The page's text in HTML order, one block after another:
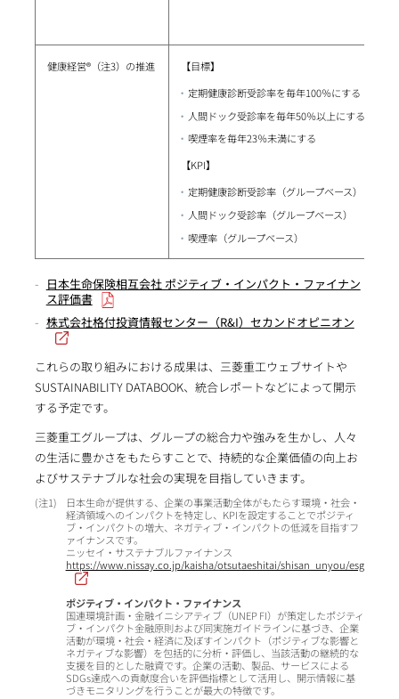
健康経営®（注3）の推進
【目標】
定期健康診断受診率を毎年100％にする
人間ドック受診率を毎年50％以上にする
喫煙率を毎年23％未満にする
【KPI】
定期健康診断受診率（グループベース）
人間ドック受診率（グループベース）
喫煙率（グループベース）
日本生命保険相互会社 ポジティブ・インパクト・ファイナン
ス評価書
株式会社格付投資情報センター（R&I）セカンドオピニオン
これらの取り組みにおける成果は、三菱重工ウェブサイトや
SUSTAINABILITY DATABOOK、統合レポートなどによって開示
する予定です。
三菱重工グループは、グループの総合力や強みを生かし、人々
の生活に豊かさをもたらすことで、持続的な企業価値の向上お
よびサステナブルな社会の実現を目指していきます。
1
日本生命が提供する、企業の事業活動全体がもたらす環境・社会・
経済領域へのインパクトを特定し、KPIを設定することでポジティ
ブ・インパクトの増大、ネガティブ・インパクトの低減を目指すフ
ァイナンスです。
ニッセイ・サステナブルファイナンス
https://www.nissay.co.jp/kaisha/otsutaeshitai/shisan_unyou/esg/
ポジティブ・インパクト・ファイナンス
国連環境計画・金融イニシアティブ（UNEP FI）が策定したポジティ
ブ・インパクト金融原則および同実施ガイドラインに基づき、企業
活動が環境・社会・経済に及ぼすインパクト（ポジティブな影響と
ネガティブな影響）を包括的に分析・評価し、当該活動の継続的な
支援を目的とした融資です。企業の活動、製品、サービスによる
SDGs達成への貢献度合いを評価指標として活用し、開示情報に基
づきモニタリングを行うことが最大の特徴です。